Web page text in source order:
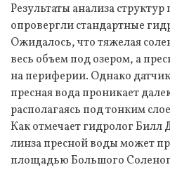
Результаты анализа
опровергли стандартные
Ожидалось, что тяжелая
весь объем под озером, а
на периферии. Однако
пресная вода проникает
располагаясь под тонким
Как отмечает гидролог
линза пресной воды может
площадью Большого